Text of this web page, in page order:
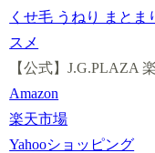
くせ毛 うねり まと
スメ
【公式】J.G.PLAZA
Amazon
楽天市場
Yahooショッピング